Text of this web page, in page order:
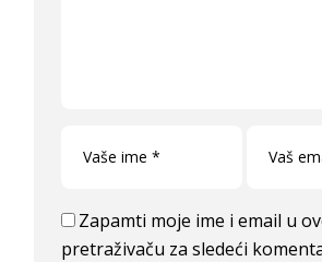
Zapamti moje ime i email u
pretraživaču za sledeći